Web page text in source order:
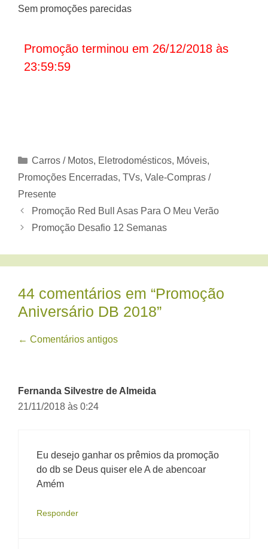
Sem promoções parecidas
Promoção terminou em 26/12/2018 às
23:59:59
Categorias
Carros / Motos, Eletrodomésticos, Móveis,
Promoções Encerradas, TVs, Vale-Compras /
Presente
Promoção Red Bull Asas Para O Meu Verão
Promoção Desafio 12 Semanas
44 comentários em “Promoção
Aniversário DB 2018”
Navegação
← Comentários antigos
Fernanda Silvestre de Almeida
21/11/2018 às 0:24
Eu desejo ganhar os prêmios da promoção
do db se Deus quiser ele A de abencoar
Amém
Responder